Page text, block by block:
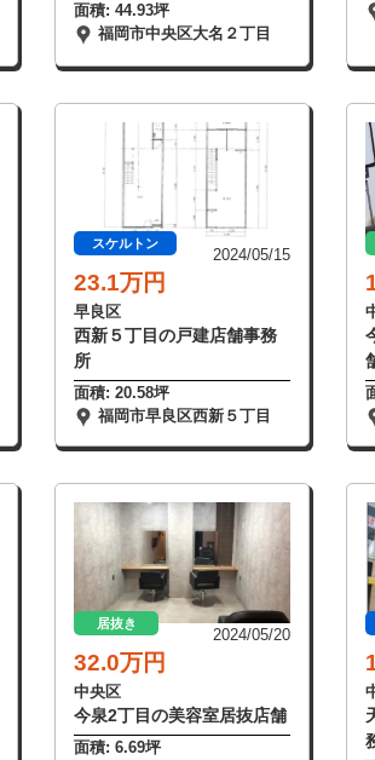
面積: 44.93坪
福岡市中央区大名２丁目
スケルトン
2024/05/15
23.1万円
早良区
西新５丁目の戸建店舗事務
所
面積: 20.58坪
福岡市早良区西新５丁目
居抜き
2024/05/20
32.0万円
中央区
今泉2丁目の美容室居抜店舗
面積: 6.69坪